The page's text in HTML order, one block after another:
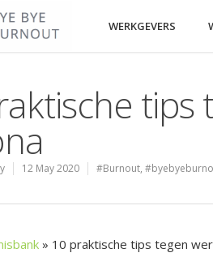
WERKGEVERS
tips
12 May 2020 #Burnout,
» 10 praktische tips tegen